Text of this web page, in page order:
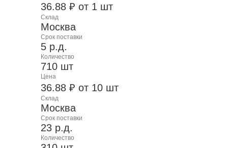
36.88 ₽ от 1 шт
Склад
Москва
Срок поставки
5 р.д.
Количество
710 шт
Цена
36.88 ₽ от 10 шт
Склад
Москва
Срок поставки
23 р.д.
Количество